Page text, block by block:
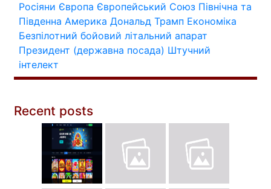
Росіяни Європа Європейський Союз Північна та
Південна Америка Дональд Трамп Економіка
Безпілотний бойовий літальний апарат
Президент (державна посада) Штучний
інтелект
Recent posts